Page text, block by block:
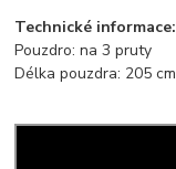
Technické informace:
Pouzdro: na 3 pruty
Délka pouzdra: 205 cm